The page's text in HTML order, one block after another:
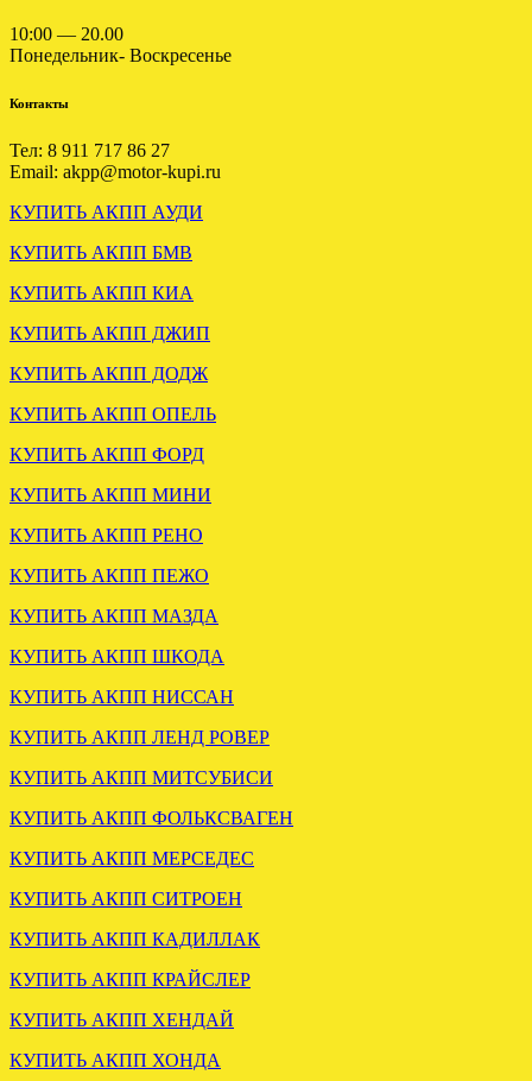
ВАРИАТОР АУДИ А6 С6
2.4 GAS отправлен в
.
Отправлена АКПП ФОРД
МОНДЕО 3 2.0 БЕНЗИН
ЗАГРУЖЕНА АКПП
.
УСТАНОВЛЕН ВАРИАТОР
АУДИ А4 2.0 ALT EVE
.
10:00 — 20.00
Понедельник- Воскресенье
Контакты
Тел: 8 911 717 86 27
Email: akpp@motor-kupi.ru
КУПИТЬ АКПП АУДИ
КУПИТЬ АКПП БМВ
КУПИТЬ АКПП КИА
КУПИТЬ АКПП ДЖИП
КУПИТЬ АКПП ДОДЖ
КУПИТЬ АКПП ОПЕЛЬ
КУПИТЬ АКПП ФОРД
КУПИТЬ АКПП МИНИ
КУПИТЬ АКПП РЕНО
КУПИТЬ АКПП ПЕЖО
КУПИТЬ АКПП МАЗДА
КУПИТЬ АКПП ШКОДА
КУПИТЬ АКПП НИССАН
КУПИТЬ АКПП ЛЕНД РОВЕР
КУПИТЬ АКПП МИТСУБИСИ
КУПИТЬ АКПП ФОЛЬКСВАГЕН
КУПИТЬ АКПП МЕРСЕДЕС
КУПИТЬ АКПП СИТРОЕН
КУПИТЬ АКПП КАДИЛЛАК
КУПИТЬ АКПП КРАЙСЛЕР
КУПИТЬ АКПП ХЕНДАЙ
КУПИТЬ АКПП ХОНДА